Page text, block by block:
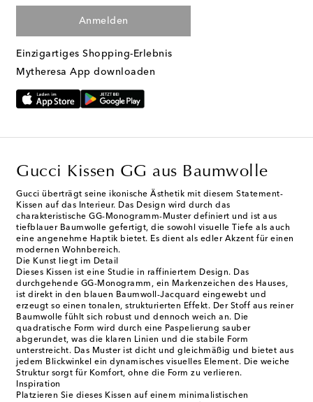
Anmelden
Einzigartiges Shopping-Erlebnis
Mytheresa App downloaden
Gucci Kissen GG aus Baumwolle
Gucci überträgt seine ikonische Ästhetik mit diesem Statement-
Kissen auf das Interieur. Das Design wird durch das
charakteristische GG-Monogramm-Muster definiert und ist aus
tiefblauer Baumwolle gefertigt, die sowohl visuelle Tiefe als auch
eine angenehme Haptik bietet. Es dient als edler Akzent für einen
modernen Wohnbereich.
Die Kunst liegt im Detail
Dieses Kissen ist eine Studie in raffiniertem Design. Das
durchgehende GG-Monogramm, ein Markenzeichen des Hauses,
ist direkt in den blauen Baumwoll-Jacquard eingewebt und
erzeugt so einen tonalen, strukturierten Effekt. Der Stoff aus reiner
Baumwolle fühlt sich robust und dennoch weich an. Die
quadratische Form wird durch eine Paspelierung sauber
abgerundet, was die klaren Linien und die stabile Form
unterstreicht. Das Muster ist dicht und gleichmäßig und bietet aus
jedem Blickwinkel ein dynamisches visuelles Element. Die weiche
Struktur sorgt für Komfort, ohne die Form zu verlieren.
Inspiration
Platzieren Sie dieses Kissen auf einem minimalistischen